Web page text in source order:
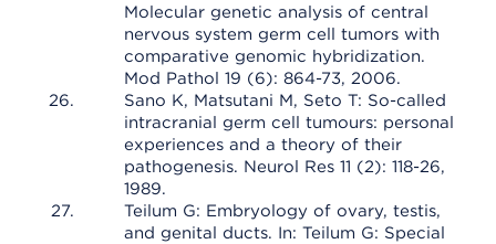
Molecular genetic analysis of central
nervous system germ cell tumors with
comparative genomic hybridization.
Mod Pathol 19 (6): 864-73, 2006.
Sano K, Matsutani M, Seto T: So-called
intracranial germ cell tumours: personal
experiences and a theory of their
pathogenesis. Neurol Res 11 (2): 118-26,
1989.
Teilum G: Embryology of ovary, testis,
and genital ducts. In: Teilum G: Special